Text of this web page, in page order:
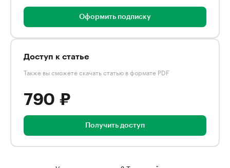
Оформить подписку
Доступ к статье
Также вы сможете скачать статью в формате PDF
790 ₽
Получить доступ